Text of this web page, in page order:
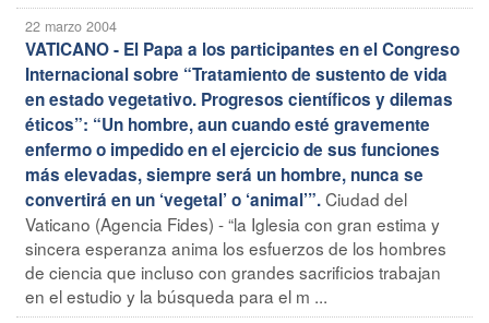
22 marzo 2004
VATICANO - El Papa a los participantes en el Congreso
Internacional sobre “Tratamiento de sustento de vida
en estado vegetativo. Progresos científicos y dilemas
éticos”: “Un hombre, aun cuando esté gravemente
enfermo o impedido en el ejercicio de sus funciones
más elevadas, siempre será un hombre, nunca se
convertirá en un ‘vegetal’ o ‘animal’”.Ciudad del
Vaticano (Agencia Fides) - “la Iglesia con gran estima y
sincera esperanza anima los esfuerzos de los hombres
de ciencia que incluso con grandes sacrificios trabajan
en el estudio y la búsqueda para el m ...